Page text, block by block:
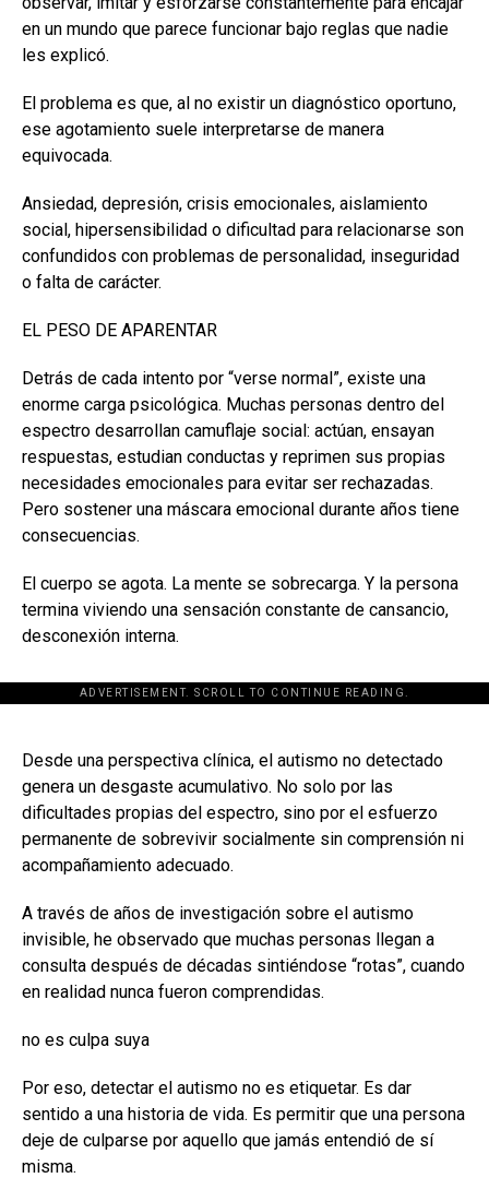
en un mundo que parece funcionar bajo reglas que nadie
les explicó.
El problema es que, al no existir un diagnóstico oportuno,
ese agotamiento suele interpretarse de manera
equivocada.
Ansiedad, depresión, crisis emocionales, aislamiento
social, hipersensibilidad o dificultad para relacionarse son
confundidos con problemas de personalidad, inseguridad
o falta de carácter.
EL PESO DE APARENTAR
Detrás de cada intento por “verse normal”, existe una
enorme carga psicológica. Muchas personas dentro del
espectro desarrollan camuflaje social: actúan, ensayan
respuestas, estudian conductas y reprimen sus propias
necesidades emocionales para evitar ser rechazadas.
Pero sostener una máscara emocional durante años tiene
consecuencias.
El cuerpo se agota. La mente se sobrecarga. Y la persona
termina viviendo una sensación constante de cansancio,
desconexión interna.
ADVERTISEMENT. SCROLL TO CONTINUE READING.
[adsforwp id="243463"]
Desde una perspectiva clínica, el autismo no detectado
genera un desgaste acumulativo. No solo por las
dificultades propias del espectro, sino por el esfuerzo
permanente de sobrevivir socialmente sin comprensión ni
acompañamiento adecuado.
A través de años de investigación sobre el autismo
invisible, he observado que muchas personas llegan a
consulta después de décadas sintiéndose “rotas”, cuando
en realidad nunca fueron comprendidas.
no es culpa suya
Por eso, detectar el autismo no es etiquetar. Es dar
sentido a una historia de vida. Es permitir que una persona
deje de culparse por aquello que jamás entendió de sí
misma.